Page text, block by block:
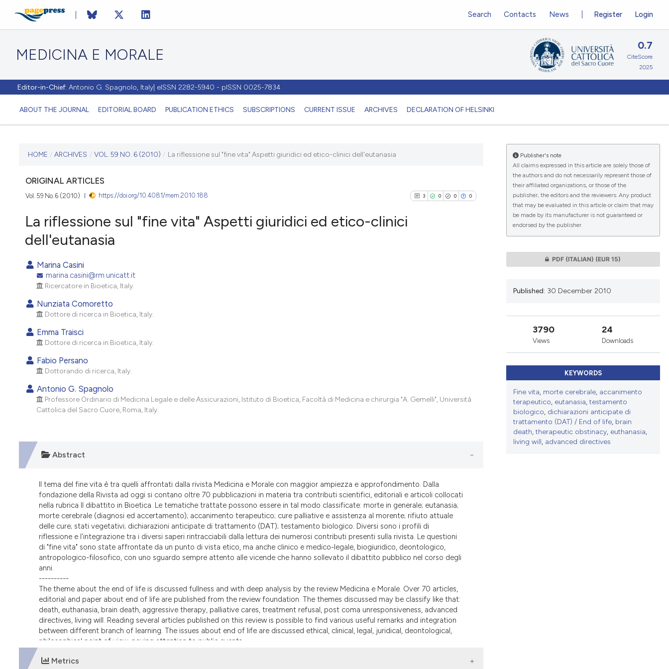
MEDICINA E MORALE
Editor-in-Chief: Antonio G. Spagnolo, Italy| eISSN 2282-5940 - pISSN 0025-7834
ABOUT THE JOURNAL EDITORIAL BOARD PUBLICATION ETHICS SUBSCRIPTIONS CURRENT ISSUE ARCHIVES DECLARATION OF HELSINKI
Register Login
Search Contacts News
0.7
CiteScore
2025
CURRENT ISSUE
VOL. 59 NO. 6 (2010)
30 December 2010
VIEW THIS ISSUE
HOME / ARCHIVES / VOL. 59 NO. 6 (2010) / La riflessione sul "fine vita" Aspetti giuridici ed etico-clinici dell'eutanasia
ORIGINAL ARTICLES
Vol. 59 No. 6 (2010) https://doi.org/10.4081/mem.2010.188 3 0 0 0
has been cited by providing the
La riflessione sul "fine vita" Aspetti giuridici ed etico-clinici
dell'eutanasia
Marina Casini
marina.casini@rm.unicatt.it
Ricercatore in Bioetica, Italy.
Nunziata Comoretto
Dottore di ricerca in Bioetica, Italy.
Emma Traisci
Dottore di ricerca in Bioetica, Italy.
Fabio Persano
Dottorando di ricerca, Italy.
Antonio G. Spagnolo
Professore Ordinario di Medicina Legale e delle Assicurazioni, Istituto di Bioetica, Facoltà di Medicina e chirurgia "A. Gemelli", Università
Cattolica del Sacro Cuore, Roma, Italy.
Abstract
Il tema del fine vita è tra quelli affrontati dalla rivista Medicina e Morale con maggior ampiezza e approfondimento. Dalla
fondazione della Rivista ad oggi si contano oltre 70 pubblicazioni in materia tra contributi scientifici, editoriali e articoli collocati
nella rubrica Il dibattito in Bioetica. Le tematiche trattate possono essere in tal modo classificate: morte in generale; eutanasia;
morte cerebrale (diagnosi ed accertamento); accanimento terapeutico; cure palliative e assistenza al morente; rifiuto attuale
delle cure; stati vegetativi; dichiarazioni anticipate di trattamento (DAT); testamento biologico. Diversi sono i profili di
riflessione e l'integrazione tra i diversi saperi rintracciabili dalla lettura dei numerosi contributi presenti sulla rivista. Le questioni
di "fine vita" sono state affrontate da un punto di vista etico, ma anche clinico e medico-legale, biogiuridico, deontologico,
antropologico-filosofico, con uno sguardo sempre attento alle vicende che hanno sollevato il dibattito pubblico nel corso degli
anni.
----------
The theme about the end of life is discussed fullness and with deep analysis by the review Medicina e Morale. Over 70 articles,
editorial and paper about end of life are published from the review foundation. The themes discussed may be classify like that:
death, euthanasia, brain death, aggressive therapy, palliative cares, treatment refusal, post coma unresponsiveness, advanced
directives, living will. Reading several articles published on this review is possible to find various useful remarks and integration
between different branch of learning. The issues about end of life are discussed ethical, clinical, legal, juridical, deontological,
philosophical point of view, paying attention to public events.
Metrics
Publisher's note
All claims expressed in this article are solely those of
the authors and do not necessarily represent those of
their affiliated organizations, or those of the
publisher, the editors and the reviewers. Any product
that may be evaluated in this article or claim that may
be made by its manufacturer is not guaranteed or
endorsed by the publisher.
PDF (ITALIAN) (EUR 15)
Published: 30 December 2010
3790
Views
24
Downloads
KEYWORDS
Fine vita, morte cerebrale, accanimento
terapeutico, eutanasia,testamento
biologico, dichiarazioni anticipate di
trattamento (DAT) / End of life, brain
death,therapeutic obstinacy, euthanasia,
living will, advanced directives